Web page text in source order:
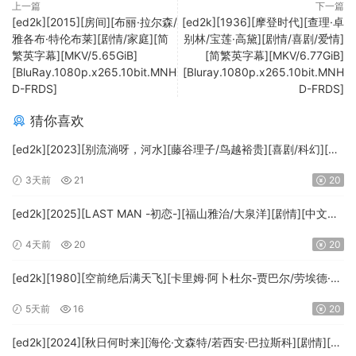
上一篇
[ed2k][2015][房间][布丽·拉尔森/
雅各布·特伦布莱][剧情/家庭][简
繁英字幕][MKV/5.65GiB]
[BluRay.1080p.x265.10bit.MNH
D-FRDS]
下一篇
[ed2k][1936][摩登时代][查理·卓
别林/宝莲·高黛][剧情/喜剧/爱情]
[简繁英字幕][MKV/6.77GiB]
[Bluray.1080p.x265.10bit.MNH
D-FRDS]
猜你喜欢
[ed2k][2023][别流淌呀，河水][藤谷理子/鸟越裕贵][喜剧/科幻][中
3天前 21 20
[ed2k][2025][LAST MAN -初恋-][福山雅治/大泉洋][剧情][中文字
4天前 20 20
[ed2k][1980][空前绝后满天飞][卡里姆·阿卜杜尔-贾巴尔/劳埃德·布
HD.MA5.1.x265.10bit-BeiTai]
5天前 16 20
[ed2k][2024][秋日何时来][海伦·文森特/若西安·巴拉斯科][剧情][中